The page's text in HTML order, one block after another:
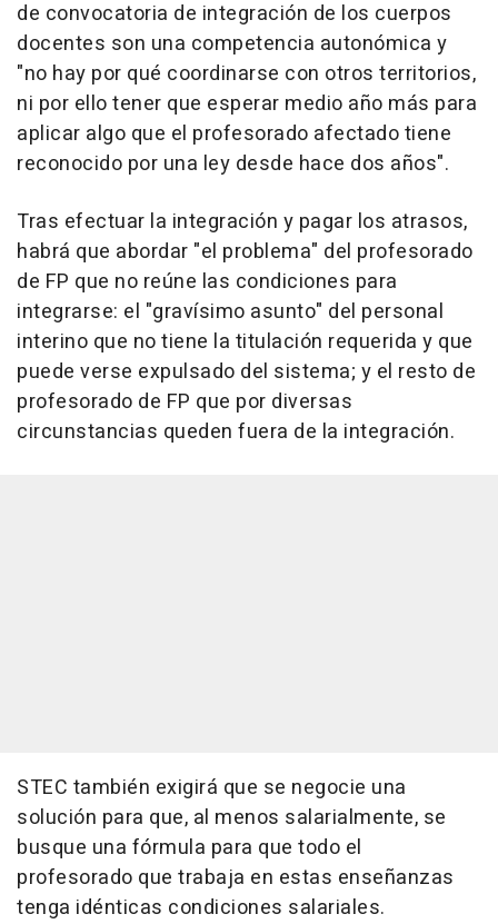
de convocatoria de integración de los cuerpos
docentes son una competencia autonómica y
"no hay por qué coordinarse con otros territorios,
ni por ello tener que esperar medio año más para
aplicar algo que el profesorado afectado tiene
reconocido por una ley desde hace dos años".
Tras efectuar la integración y pagar los atrasos,
habrá que abordar "el problema" del profesorado
de FP que no reúne las condiciones para
integrarse: el "gravísimo asunto" del personal
interino que no tiene la titulación requerida y que
puede verse expulsado del sistema; y el resto de
profesorado de FP que por diversas
circunstancias queden fuera de la integración.
STEC también exigirá que se negocie una
solución para que, al menos salarialmente, se
busque una fórmula para que todo el
profesorado que trabaja en estas enseñanzas
tenga idénticas condiciones salariales.